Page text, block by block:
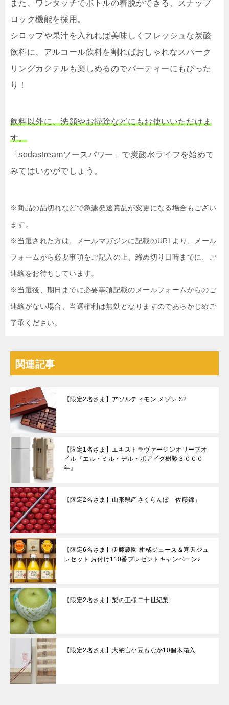
また、ワンタッチでボトルの着脱ができる、スナップ
ロック機能を採用。
シロップや果汁を入れれば美味しくフレッシュな炭酸
飲料に、アルコール飲料を割ればおしゃれなスパーク
リングカクテルも楽しめるのでパーティーにもぴった
り！
飲料以外に、洗顔やお掃除などにもお使いいただけま
す。
「sodastreamソースパワー」で炭酸水ライフを始めて
みてはいかがでしょう。
※商品の品切れなどで急遽発送賞品が変更になる場合もござい
ます。
※当選された方は、メールマガジンに記載のURLより、メール
フォームから必要事項をご記入の上、締め切り日時までに、ご
連絡をお待ちしています。
※当選後、期日までに必要事項記載のメールフォームからのご
連絡がない場合、当選権利は無効となりますのであらかじめご
了承ください。
関連記事
【限定2名さま】アソルティモン メゾン S2
【限定1名さま】エキストラヴァージンオリーブオ
イル『エル・ミル・デル・ポアイグ樹齢３０００
年』
【限定2名さま】山形県産さくらんぼ「佐藤錦」
【限定6名さま】伊藤農園 柑橘ジュース＆寒天ジュ
レセット 片付け110番プレゼントキャンペーン♪
【限定2名さま】梨の王様二十世紀梨
【限定2名さま】大納言小豆もなか10個木箱入